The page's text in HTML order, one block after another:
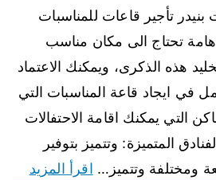
بنيدر تأجير قاعات للمناسبات
تحتاج الى مكان مناسب
هذه الذكرى، ويمكنك الاعتماد
في ايجاد قاعة المناسبات التي
التي يمكنك اقامة الاحتفالات
المتميزة: وتتميز بتوفير
ومختلفة وتتميز… اقرأ المزيد